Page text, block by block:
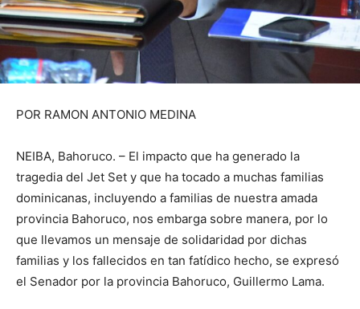
POR RAMON ANTONIO MEDINA
NEIBA, Bahoruco. – El impacto que ha generado la
tragedia del Jet Set y que ha tocado a muchas familias
dominicanas, incluyendo a familias de nuestra amada
provincia Bahoruco, nos embarga sobre manera, por lo
que llevamos un mensaje de solidaridad por dichas
familias y los fallecidos en tan fatídico hecho, se expresó
el Senador por la provincia Bahoruco, Guillermo Lama.